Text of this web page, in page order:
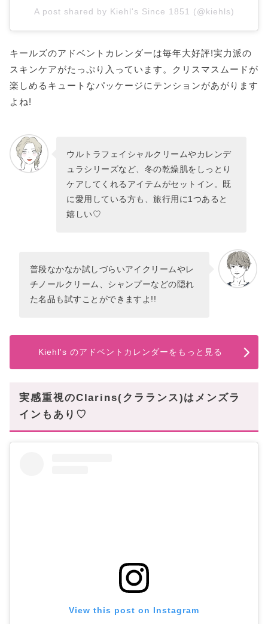
A post shared by Kiehl's Since 1851 (@kiehls)
キールズのアドベントカレンダーは毎年大好評!実力派の
スキンケアがたっぷり入っています。クリスマスムードが
楽しめるキュートなパッケージにテンションがあがります
よね!
ウルトラフェイシャルクリームやカレンデ
ュラシリーズなど、冬の乾燥肌をしっとり
ケアしてくれるアイテムがセットイン。既
に愛用している方も、旅行用に1つあると
嬉しい♡
普段なかなか試しづらいアイクリームやレ
チノールクリーム、シャンプーなどの隠れ
た名品も試すことができますよ!!
Kiehl's のアドベントカレンダーをもっと見る
実感重視のClarins(クラランス)はメンズラ
インもあり♡
View this post on Instagram